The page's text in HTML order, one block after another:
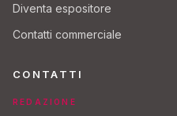
Diventa espositore
Contatti commerciale
CONTATTI
REDAZIONE